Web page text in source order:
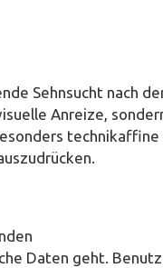
Sehnsucht nach
Anreize,
technikaffine
Daten geht.